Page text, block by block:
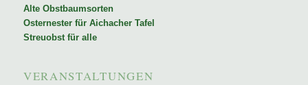
Alte Obstbaumsorten
Osternester für Aichacher Tafel
Streuobst für alle
VERANSTALTUNGEN